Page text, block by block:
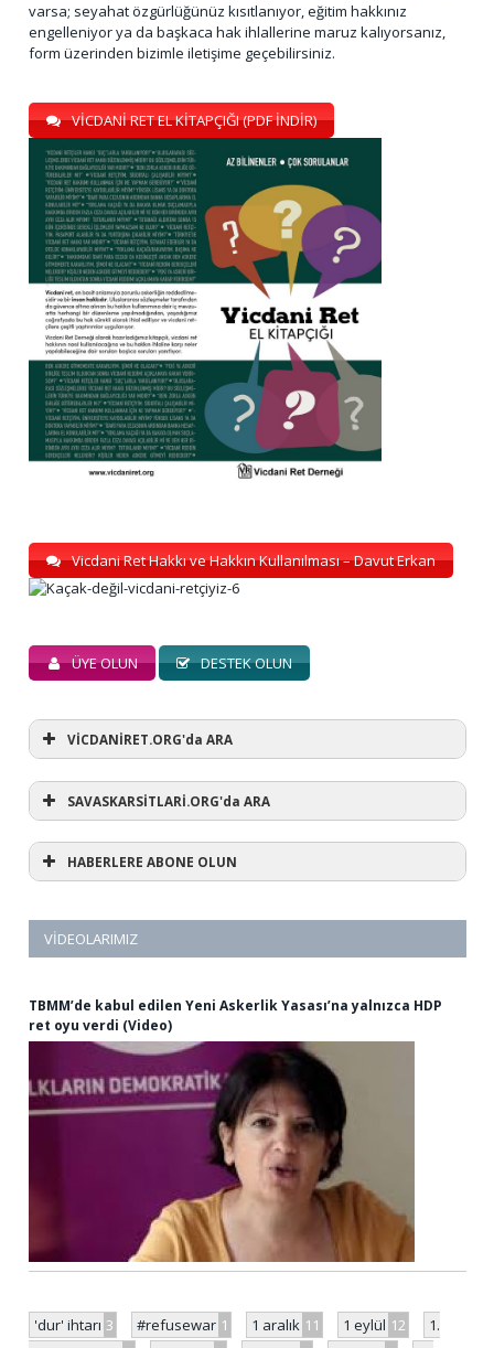
varsa; seyahat özgürlüğünüz kısıtlanıyor, eğitim hakkınız
engelleniyor ya da başkaca hak ihlallerine maruz kalıyorsanız,
form üzerinden bizimle iletişime geçebilirsiniz.
VİCDANİ RET EL KİTAPÇIĞI (PDF İNDİR)
Vicdani Ret Hakkı ve Hakkın Kullanılması – Davut Erkan
ÜYE OLUN DESTEK OLUN
VİCDANİRET.ORG'da ARA
SAVASKARSİTLARİ.ORG'da ARA
HABERLERE ABONE OLUN
VIDEOLARIMIZ
TBMM’de kabul edilen Yeni Askerlik Yasası’na yalnızca HDP
ret oyu verdi (Video)
'dur' ihtarı 3 #refusewar 1 1 aralık 11 1 eylül 12
1.